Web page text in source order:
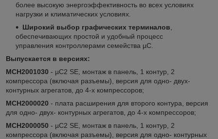
более высокую энергоэффективность во всех условиях
нагрузки и климатических условиях.
Широкий выбор графических терминалов
обеспечивающих простой и удобный процесс
управления контроллерами семейства µC.
Выпускается в версиях:
MCH2001030 - µC2 SE, монтаж в панель, 1 контур, 2
компрессора (включая разъемы), версия для одно- двух-
контурных агрегатов, до 4-х компрессоров;
MCH2000020 - плата расширения для второго контура, версия
для одно- двух- контурных агрегатов, до 4-х компрессоров;
MCH2000050 - µC2 SE, монтаж в панель, 1 контур, 2
компрессора (включая разъемы), версия для одно- контурных